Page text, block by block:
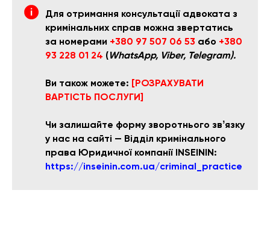
Для отримання консультації адвоката з
кримінальних справ можна звертатись
за номерами +380 97 507 06 53 або +380
93 228 01 24 (WhatsApp, Viber, Telegram).
Ви також можете: [РОЗРАХУВАТИ
ВАРТІСТЬ ПОСЛУГИ]
Чи залишайте форму зворотнього звʼязку
у нас на сайті — Відділ кримінального
права Юридичної компанії INSEININ:
https://inseinin.com.ua/criminal_practice